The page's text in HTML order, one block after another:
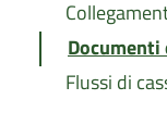
Flussi di